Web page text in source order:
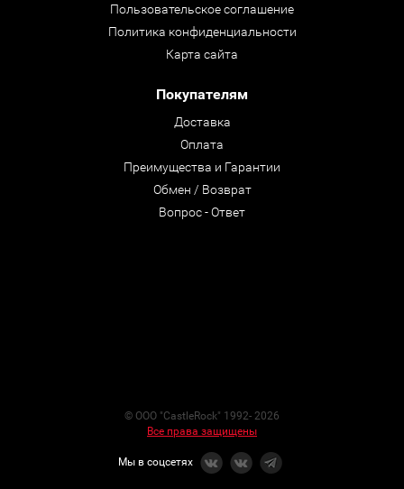
Пользовательское соглашение
Политика конфиденциальности
Карта сайта
Покупателям
Доставка
Оплата
Преимущества и Гарантии
Обмен / Возврат
Вопрос - Ответ
© ООО "CastleRock" 1992- 2026
Все права защищены
Мы в соцсетях